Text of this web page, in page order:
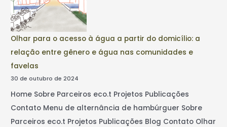
Olhar para o acesso à água a partir do domicílio: a
relação entre gênero e água nas comunidades e
favelas
30 de outubro de 2024
Home Sobre Parceiros eco.t Projetos Publicações
Contato Menu de alternância de hambúrguer Sobre
Parceiros eco.t Projetos Publicações Blog Contato Olhar